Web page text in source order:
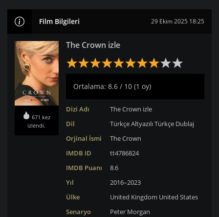
Film Bilgileri 29 Ekim 2025 18:25
671 kez
izlendi.
The Crown izle
Ortalama: 8.6 / 10 (1 oy)
Dizi Adı
The Crown izle
Dil
Türkçe AltyazılıTürkçe Dublaj
Orjinal İsmi
The Crown
IMDB ID
tt4786824
IMDB Puanı
8.6
Yıl
2016–2023
Ülke
United Kingdom United States
Senaryo
Peter Morgan